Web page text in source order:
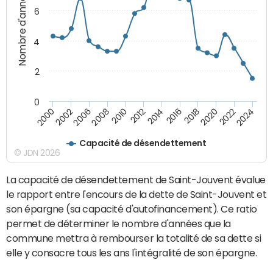
Nombre d'années
Capacité de désendettement
20002002200620082010 2012201420162018202020222024
0
2
4
6
© JDN 2026
La capacité de désendettement de Saint-Jouvent évalue
le rapport entre l'encours de la dette de Saint-Jouvent et
son épargne (sa capacité d'autofinancement). Ce ratio
permet de déterminer le nombre d'années que la
commune mettra à rembourser la totalité de sa dette si
elle y consacre tous les ans l'intégralité de son épargne.